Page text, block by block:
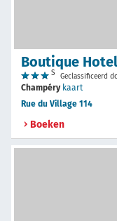
Boutique
S Geclassificeerd
Champéry kaart
Rue du Village 114
Boeken